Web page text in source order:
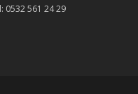
0532 561 24 29